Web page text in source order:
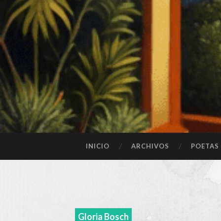
INICIO ARCHIVOS POETAS
Gloria Bosch